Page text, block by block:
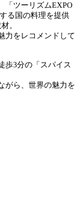
「ツーリズムEXPO
る国の料理を提供
。
力をレコメンドして
歩3分の「スパイス
がら、世界の魅力を